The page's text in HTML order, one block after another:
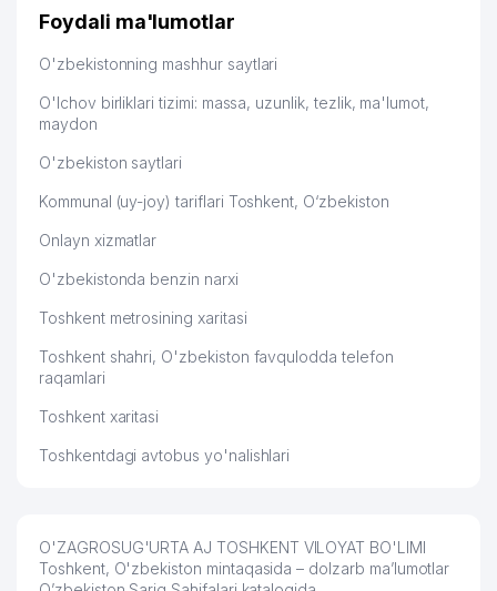
53 ALOQA BO'LIMI №173
KOREYS-O'ZBEK KOREYS TILI
MARKAZI MChJ
55
59
OZODA VA UMID KOMMUNALCHI UY-
JOY MULK SHIRKATI
60
LUTFIY MADAD KOMMUNAL UY-JOY
63
SOBIROV E.A YAKKA TARTIBDAGI
TADBIRKOR
592 м
дальше развиваюсь потихоньку😊
Hamida 03.08.2026 12:45:39
Foydali ma'lumotlar
O'zbekistonning mashhur saytlari
O'lchov birliklari tizimi: massa, uzunlik, tezlik, ma'lumot,
maydon
O'zbekiston saytlari
Kommunal (uy-joy) tariflari Toshkent, O‘zbekiston
Onlayn xizmatlar
O'zbekistonda benzin narxi
Toshkent metrosining xaritasi
Toshkent shahri, O'zbekiston favqulodda telefon
raqamlari
Toshkent xaritasi
Toshkentdagi avtobus yo'nalishlari
O'ZAGROSUG'URTA AJ TOSHKENT VILOYAT BO'LIMI
Toshkent, O'zbekiston mintaqasida – dolzarb ma’lumotlar